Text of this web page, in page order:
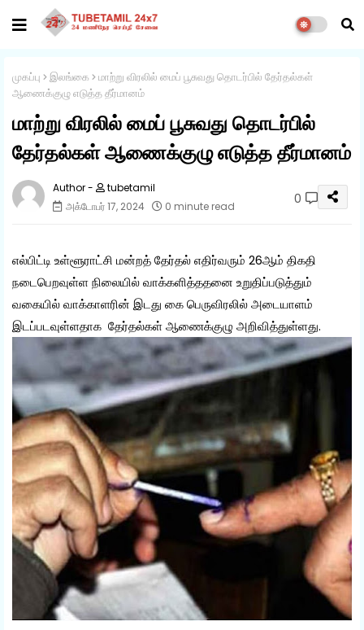
முகப்பு இலங்கை
மாற்று விரலில் மைப் பூசுவது தொடர்பில் தேர்தல்கள்
ஆணைக்குழு எடுத்த தீர்மானம்
மாற்று விரலில் மைப் பூசுவது தொடர்பில்
தேர்தல்கள் ஆணைக்குழு எடுத்த தீர்மானம்
tubetamil
அக்டோபர் 17, 2024
0 minute read 0
எல்பிட்டி உள்ளூராட்சி மன்றத் தேர்தல் எதிர்வரும் 26ஆம் திகதி
நடைபெறவுள்ள நிலையில் வாக்களித்ததனை உறுதிப்படுத்தும்
வகையில் வாக்காளரின் இடது கை பெருவிரலில் அடையாளம்
இடப்படவுள்ளதாக தேர்தல்கள் ஆணைக்குழு அறிவித்துள்ளது.